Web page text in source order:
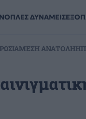
ΔΥΝΑΜΕΙΣ
ΜΕΣΗ ΑΝΑΤΟΛΗ